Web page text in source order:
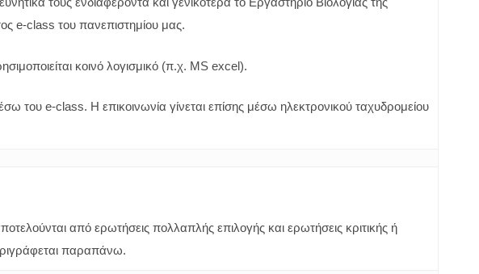
e-class του πανεπιστημίου μας.
κοινό λογισμικό (π.χ. MS excel).
του e-class. Η επικοινωνία γίνεται επίσης μέσω ηλεκτρονικού ταχυδρομείου
από ερωτήσεις πολλαπλής επιλογής και ερωτήσεις κριτικής ή
παραπάνω.